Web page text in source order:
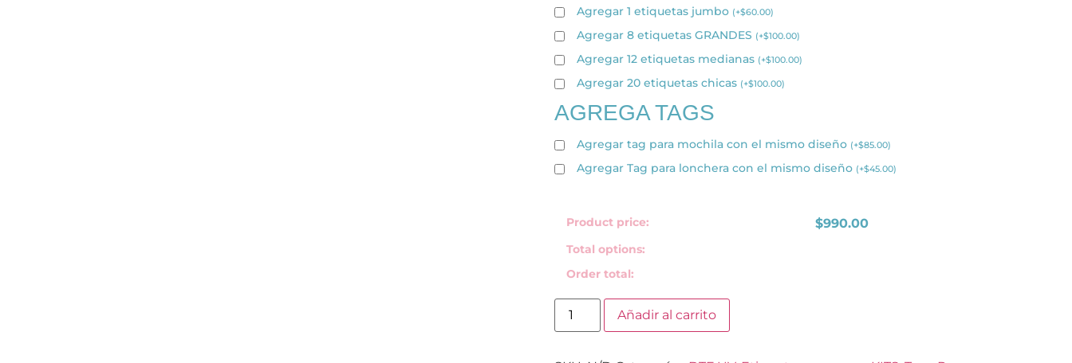
Agregar 1 etiquetas jumbo (+$60.00)
Agregar 8 etiquetas GRANDES (+$100.00)
Agregar 12 etiquetas medianas (+$100.00)
Agregar 20 etiquetas chicas (+$100.00)
AGREGA TAGS
Agregar tag para mochila con el mismo diseño (+$85.00)
Agregar Tag para lonchera con el mismo diseño (+$45.00)
Product price: $990.00
Total options:
Order total:
Añadir al carrito